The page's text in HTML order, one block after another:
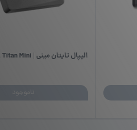
این
الیپال تایتان مینی | ELLIPAL Titan Mini
ناموجود